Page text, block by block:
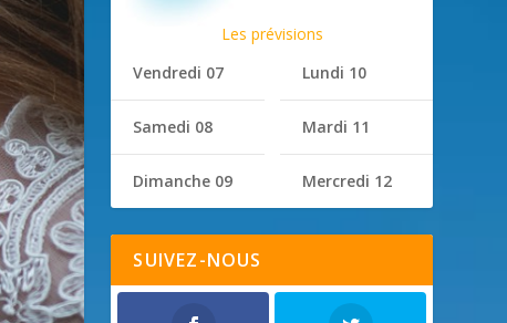
Les prévisions
Vendredi 07
Samedi 08
Dimanche 09
Lundi 10
Mardi 11
Mercredi 12
SUIVEZ-NOUS